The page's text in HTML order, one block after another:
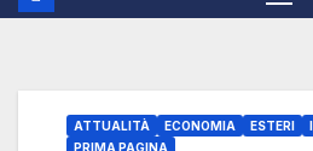
ATTUALITÀ ECONOMIA ESTERI
PRIMA PAGINA